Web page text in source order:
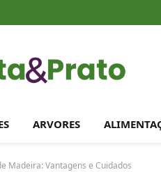
ARVORES
Madeira: Vantagens e Cuidados